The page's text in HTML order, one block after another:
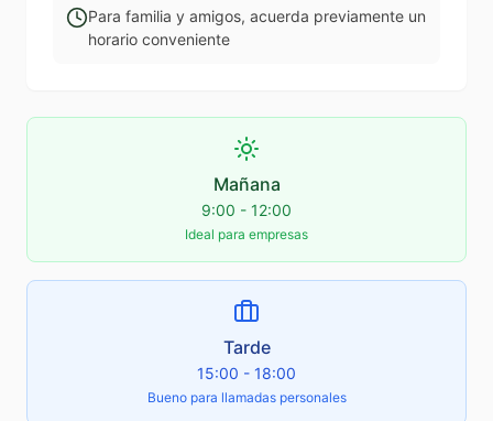
Para familia y amigos, acuerda previamente un
horario conveniente
Mañana
9:00 - 12:00
Ideal para empresas
Tarde
15:00 - 18:00
Bueno para llamadas personales